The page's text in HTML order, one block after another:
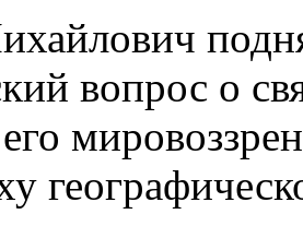
вопрос о
его